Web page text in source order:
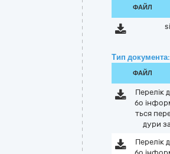
ФАЙЛ
Тип
ФАЙЛ
Перелік
бо
ться
дури
Перелік